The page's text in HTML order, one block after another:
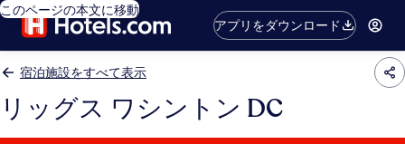
このページの本文に移動
アプリをダウンロード
宿泊施設をすべて表示
リッグス ワシントン DC